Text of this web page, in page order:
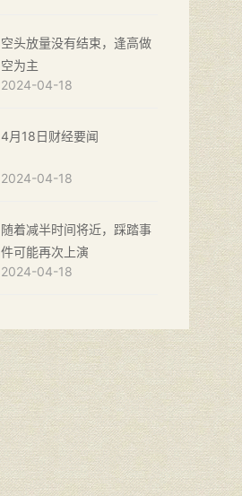
空头放量没有结束，逢高做
空为主
2024-04-18
4月18日财经要闻
2024-04-18
随着减半时间将近，踩踏事
件可能再次上演
2024-04-18